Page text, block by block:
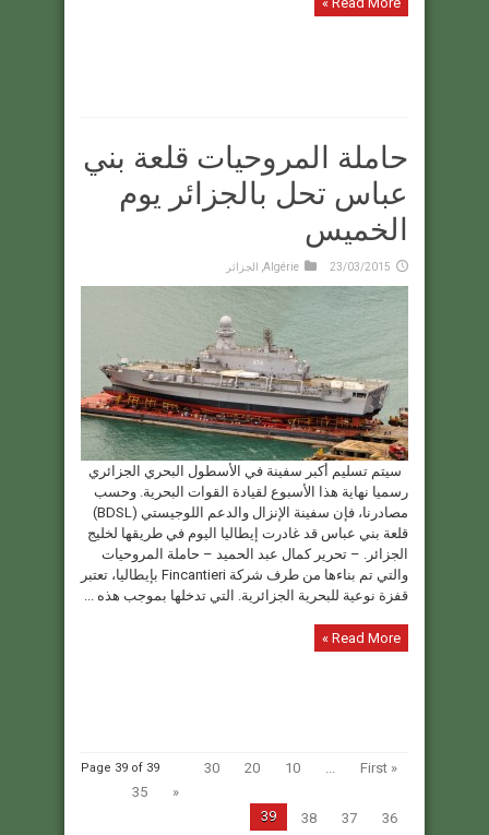
حاملة المروحيات قلعة بني
عباس تحل بالجزائر يوم
الخميس
23/03/2015
Algérie الجزائر
سيتم تسليم أكبر سفينة في الأسطول البحري الجزائري
رسميا نهاية هذا الأسبوع لقيادة القوات البحرية. وحسب
مصادرنا، فإن سفينة الإنزال والدعم اللوجيستي (BDSL)
قلعة بني عباس قد غادرت إيطاليا اليوم في طريقها لخليج
الجزائر. – تحرير كمال عبد الحميد – حاملة المروحيات
والتي تم بناءها من طرف شركة Fincantieri بإيطاليا، تعتبر
قفزة نوعية للبحرية الجزائرية. التي تدخلها بموجب هذه ...
Read More »
Page 39 of 39 « First
...
10
20
30
«
35
36
37
38
39